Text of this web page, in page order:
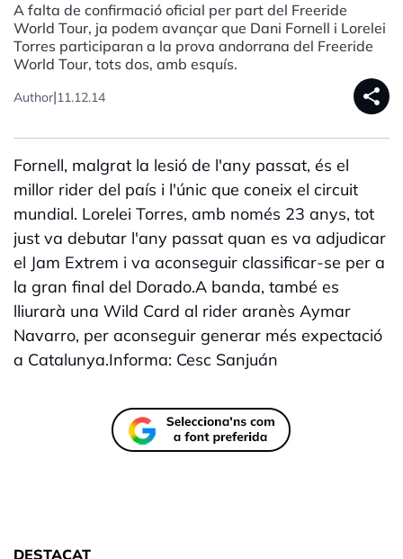
A falta de confirmació oficial per part del Freeride
World Tour, ja podem avançar que Dani Fornell i Lorelei
Torres participaran a la prova andorrana del Freeride
World Tour, tots dos, amb esquís.
Author|11.12.14 share
Fornell, malgrat la lesió de l'any passat, és el
millor rider del país i l'únic que coneix el circuit
mundial. Lorelei Torres, amb només 23 anys, tot
just va debutar l'any passat quan es va adjudicar
el Jam Extrem i va aconseguir classificar-se per a
la gran final del Dorado.A banda, també es
lliurarà una Wild Card al rider aranès Aymar
Navarro, per aconseguir generar més expectació
a Catalunya.Informa: Cesc Sanjuán
DESTACAT